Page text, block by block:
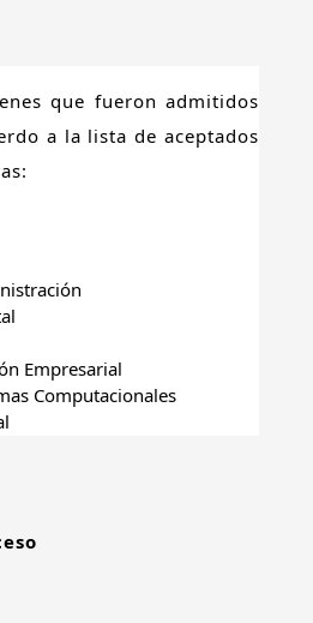
que fueron admitidos
a la lista de aceptados
Empresarial
Computacionales